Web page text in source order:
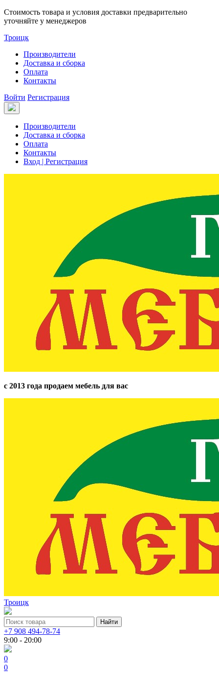
Стоимость товара и условия доставки предварительно
уточняйте у менеджеров
Троицк
Производители
Доставка и сборка
Оплата
Контакты
Войти Регистрация
Производители
Доставка и сборка
Оплата
Контакты
Вход | Регистрация
с 2013 года продаем мебель для вас
Троицк
+7 908 494-78-74
9:00 - 20:00
0
0